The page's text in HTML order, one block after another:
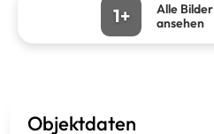
1+
Alle Bilder
ansehen
Objektdaten